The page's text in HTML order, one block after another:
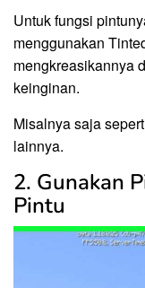
Untuk fungsi
menggunakan
mengkreasikannya
keinginan.
Misalnya saja
lainnya.
2. Gunakan
Pintu